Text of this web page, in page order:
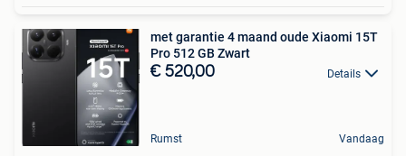
met garantie 4 maand oude Xiaomi 15T
Pro 512 GB Zwart
€ 520,00 Details
Rumst Vandaag